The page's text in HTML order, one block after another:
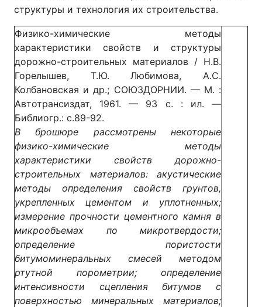
структуры и технология их строительства.
Физико-химические методы
характеристики свойств и структуры
дорожно-строительных материалов / Н.В.
Горелышев, Т.Ю. Любимова, А.С.
Колбановская и др.; СОЮЗДОРНИИ. — М. :
Автотрансиздат, 1961. — 93 с. : ил. —
Библиогр.: с.89-92.
В брошюре рассмотрены некоторые
физико-химические методы
характеристики свойств дорожно-
строительных материалов: акустические
методы определения свойств грунтов,
укрепленных цементом и уплотненных;
измерение прочности цементного камня в
микрообъемах по микротвердости;
определение пористости
битумоминеральных смесей методом
ртутной порометрии; определение
интенсивности сцепления битумов с
поверхностью минеральных материалов;